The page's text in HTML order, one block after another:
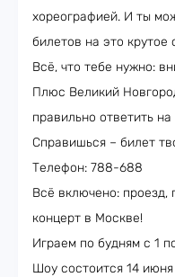
хореографией. И ты
билетов на это крутое
Всё, что тебе нужно:
Плюс Великий
правильно ответить
Справишься – билет
Телефон: 788-688
Всё включено: проезд,
концерт в Москве!
Играем по будням с 1
Шоу состоится 14